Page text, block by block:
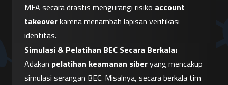
MFA secara drastis mengurangi risiko account
takeover karena menambah lapisan verifikasi
identitas.
Simulasi & Pelatihan BEC Secara Berkala:
Adakan pelatihan keamanan siber yang mencakup
simulasi serangan BEC. Misalnya, secara berkala tim